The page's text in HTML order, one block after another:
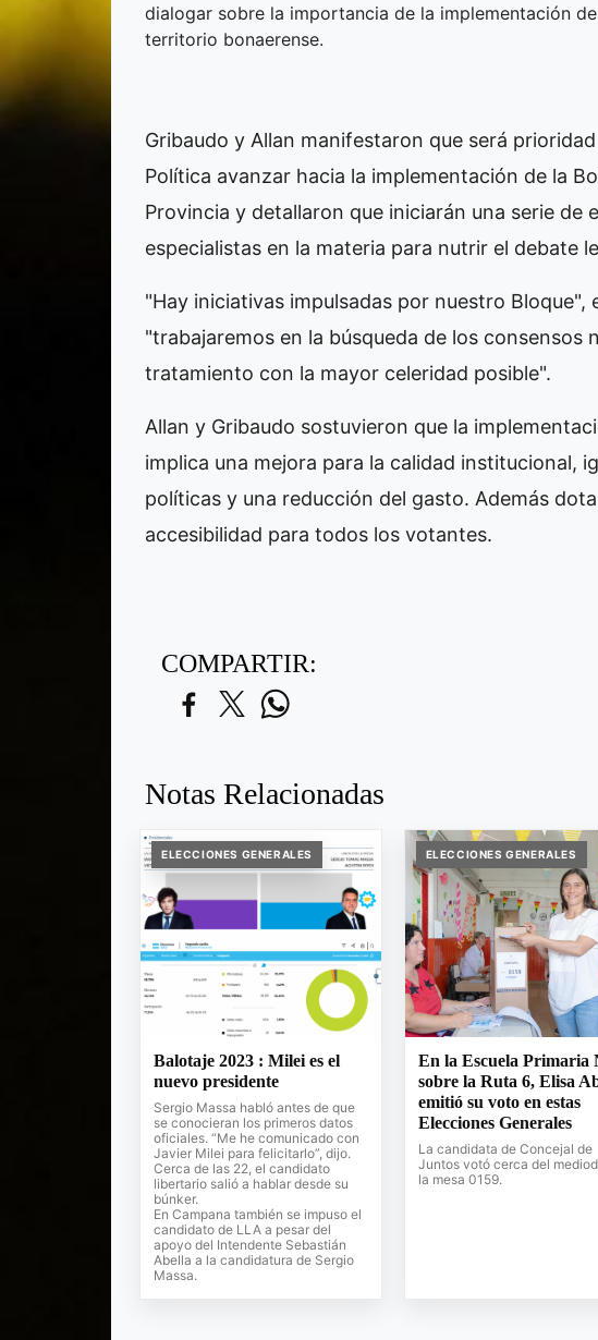
dialogar sobre la importancia de la implementación
territorio bonaerense.
Gribaudo y Allan manifestaron que será
Política avanzar hacia la implementación de la
Provincia y detallaron que iniciarán una serie de
especialistas en la materia para nutrir el debate
"Hay iniciativas impulsadas por nuestro Bloque",
"trabajaremos en la búsqueda de los consensos
tratamiento con la mayor celeridad posible".
Allan y Gribaudo sostuvieron que la
implica una mejora para la calidad institucional,
políticas y una reducción del gasto. Además
accesibilidad para todos los votantes.
COMPARTIR:
Notas Relacionadas
ELECCIONES GENERALES
Balotaje 2023 : Milei es el
nuevo presidente
Sergio Massa habló antes de que
se conocieran los primeros datos
oficiales. “Me he comunicado con
Javier Milei para felicitarlo”, dijo.
Cerca de las 22, el candidato
libertario salió a hablar desde su
búnker.
En Campana también se impuso el
candidato de LLA a pesar del
apoyo del Intendente Sebastián
Abella a la candidatura de Sergio
Massa.
ELECCIONES GENERALES
En la Escuela Primaria
sobre la Ruta 6, Elisa
emitió su voto en estas
Elecciones Generales
La candidata de Concejal de
Juntos votó cerca del
la mesa 0159.